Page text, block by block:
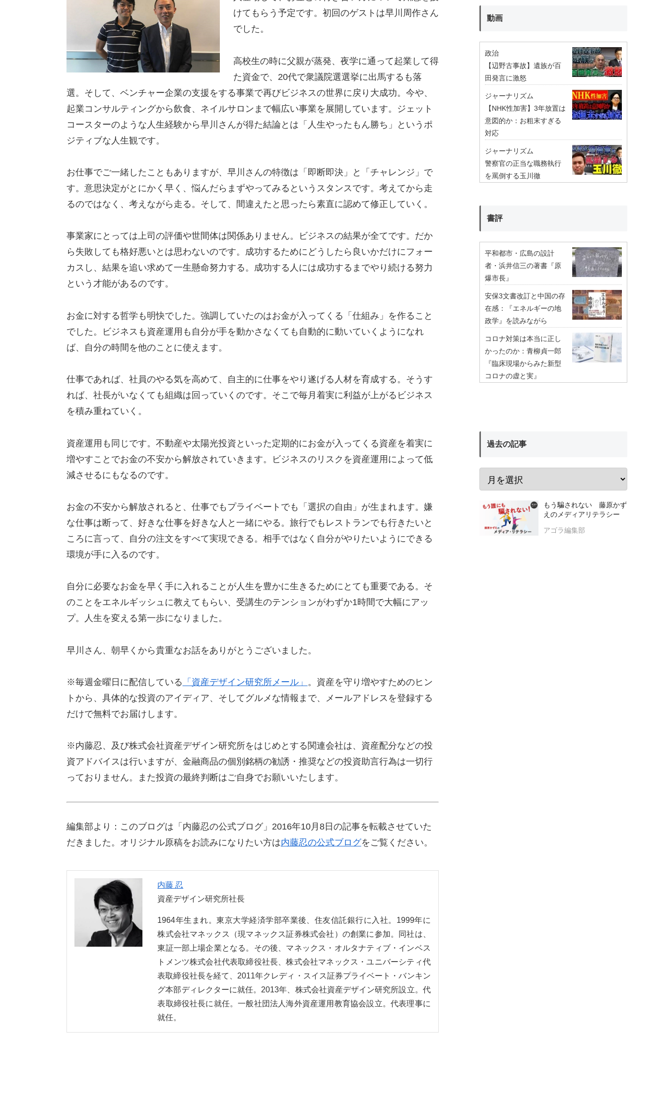
けてもらう予定です。初回のゲストは早川周作さん
でした。
高校生の時に父親が蒸発、夜学に通って起業して得
た資金で、20代で衆議院選選挙に出馬するも落
選。そして、ベンチャー企業の支援をする事業で再びビジネスの世界に戻り大成功。今や、
起業コンサルティングから飲食、ネイルサロンまで幅広い事業を展開しています。ジェット
コースターのような人生経験から早川さんが得た結論とは「人生やったもん勝ち」というポ
ジティブな人生観です。
お仕事でご一緒したこともありますが、早川さんの特徴は「即断即決」と「チャレンジ」で
す。意思決定がとにかく早く、悩んだらまずやってみるというスタンスです。考えてから走
るのではなく、考えながら走る。そして、間違えたと思ったら素直に認めて修正していく。
事業家にとっては上司の評価や世間体は関係ありません。ビジネスの結果が全てです。だか
ら失敗しても格好悪いとは思わないのです。成功するためにどうしたら良いかだけにフォー
カスし、結果を追い求めて一生懸命努力する。成功する人には成功するまでやり続ける努力
という才能があるのです。
お金に対する哲学も明快でした。強調していたのはお金が入ってくる「仕組み」を作ること
でした。ビジネスも資産運用も自分が手を動かさなくても自動的に動いていくようになれ
ば、自分の時間を他のことに使えます。
仕事であれば、社員のやる気を高めて、自主的に仕事をやり遂げる人材を育成する。そうす
れば、社長がいなくても組織は回っていくのです。そこで毎月着実に利益が上がるビジネス
を積み重ねていく。
資産運用も同じです。不動産や太陽光投資といった定期的にお金が入ってくる資産を着実に
増やすことでお金の不安から解放されていきます。ビジネスのリスクを資産運用によって低
減させるにもなるのです。
お金の不安から解放されると、仕事でもプライベートでも「選択の自由」が生まれます。嫌
な仕事は断って、好きな仕事を好きな人と一緒にやる。旅行でもレストランでも行きたいと
ころに言って、自分の注文をすべて実現できる。相手ではなく自分がやりたいようにできる
環境が手に入るのです。
自分に必要なお金を早く手に入れることが人生を豊かに生きるためにとても重要である。そ
のことをエネルギッシュに教えてもらい、受講生のテンションがわずか1時間で大幅にアッ
プ。人生を変える第一歩になりました。
早川さん、朝早くから貴重なお話をありがとうございました。
※毎週金曜日に配信している 「資産デザイン研究所メール」 。資産を守り増やすためのヒン
トから、具体的な投資のアイディア、そしてグルメな情報まで、メールアドレスを登録する
だけで無料でお届けします。
※内藤忍、及び株式会社資産デザイン研究所をはじめとする関連会社は、資産配分などの投
資アドバイスは行いますが、金融商品の個別銘柄の勧誘・推奨などの投資助言行為は一切行
っておりません。また投資の最終判断はご自身でお願いいたします。
編集部より：このブログは「内藤忍の公式ブログ」2016年10月8日の記事を転載させていた
だきました。オリジナル原稿をお読みになりたい方は内藤忍の公式ブログをご覧ください。
内藤 忍
資産デザイン研究所社長
1964年生まれ。東京大学経済学部卒業後、住友信託銀行に入社。1999年に
株式会社マネックス（現マネックス証券株式会社）の創業に参加。同社は、
東証一部上場企業となる。その後、マネックス・オルタナティブ・インベス
トメンツ株式会社代表取締役社長、株式会社マネックス・ユニバーシティ代
表取締役社長を経て、2011年クレディ・スイス証券プライベート・バンキン
グ本部ディレクターに就任。2013年、株式会社資産デザイン研究所設立。代
表取締役社長に就任。一般社団法人海外資産運用教育協会設立。代表理事に
就任。
動画
政治
【辺野古事故】遺族が百
田発言に激怒
ジャーナリズム
【NHK性加害】3年放置は
意図的か：お粗末すぎる
対応
ジャーナリズム
警察官の正当な職務執行
を罵倒する玉川徹
書評
平和都市・広島の設計
者・浜井信三の著書『原
爆市長』
安保3文書改訂と中国の存
在感：『エネルギーの地
政学』を読みながら
コロナ対策は本当に正し
かったのか：青柳貞一郎
『臨床現場からみた新型
コロナの虚と実』
過去の記事
もう騙されない 藤原かず
えのメディアリテラシー
アゴラ編集部